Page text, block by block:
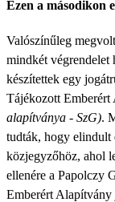
Ezen a másodikon
Valószínűleg
mindkét végrendelet
készítettek egy
Tájékozott
alapítványa - SzG).
tudták, hogy elindult
közjegyzőhöz, ahol
ellenére a Papolczy
Emberért Alapítvány